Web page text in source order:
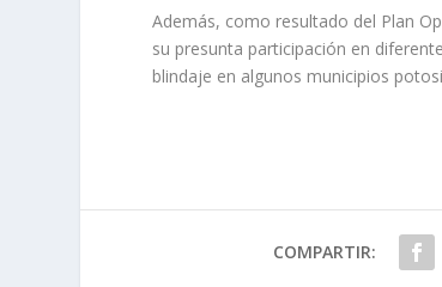
Además, como resultado del Plan
su presunta participación en
blindaje en algunos municipios
COMPARTIR: